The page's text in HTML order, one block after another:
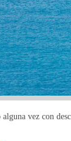
alguna vez con